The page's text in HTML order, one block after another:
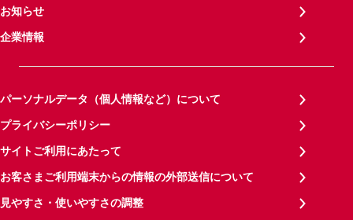
お知らせ
企業情報
パーソナルデータ（個人情報など）について
プライバシーポリシー
サイトご利用にあたって
お客さまご利用端末からの情報の外部送信について
見やすさ・使いやすさの調整